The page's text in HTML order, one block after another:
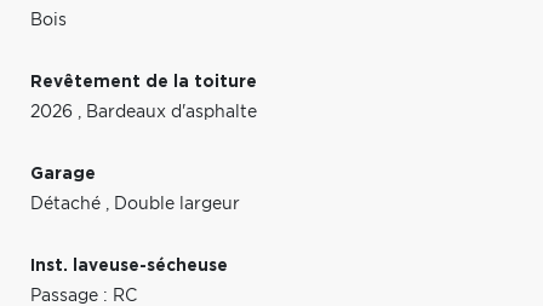
Bois
Revêtement de la toiture
2026 , Bardeaux d'asphalte
Garage
Détaché , Double largeur
Inst. laveuse-sécheuse
Passage : RC